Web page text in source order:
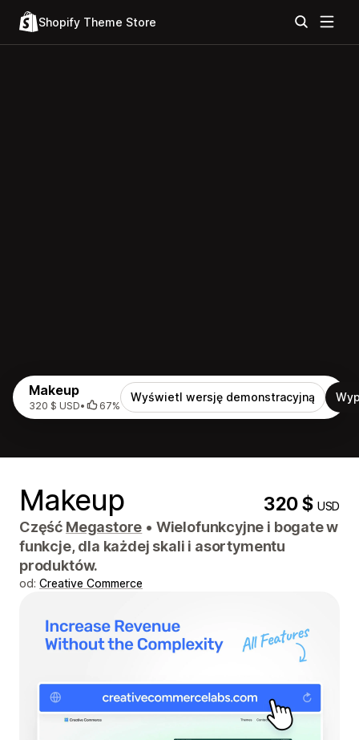
Shopify Theme Store
Makeup
320 $ USD• 67%
Wyświetl wersję demonstracyjną
Makeup 320 $USD
Część Megastore • Wielofunkcyjne i bogate w
funkcje, dla każdej skali i asortymentu
produktów.
od: Creative Commerce